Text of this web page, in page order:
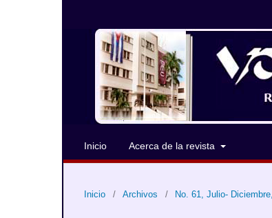
Inicio Acerca de la revista
Inicio / Archivos / No. 61, Julio-